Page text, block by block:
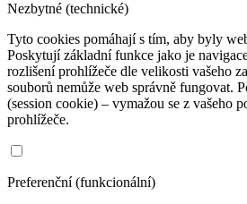
Nezbytné (technické)
Tyto cookies pomáhají s tím, aby byly
Poskytují základní funkce jako je
rozlišení prohlížeče dle velikosti vašeho
souborů nemůže web správně fungovat.
(session cookie) – vymažou se z vašeho
prohlížeče.
Preferenční (funkcionální)